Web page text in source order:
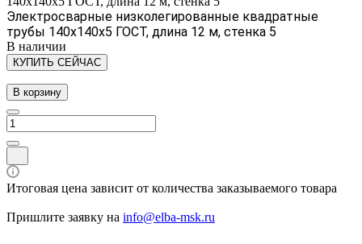
Электросварные низколегированные квадратные
трубы 140х140х5 ГОСТ, длина 12 м, стенка 5
В наличии
КУПИТЬ СЕЙЧАС
В корзину
Итоговая цена зависит от количества заказываемого товара
Пришлите заявку на info@elba-msk.ru